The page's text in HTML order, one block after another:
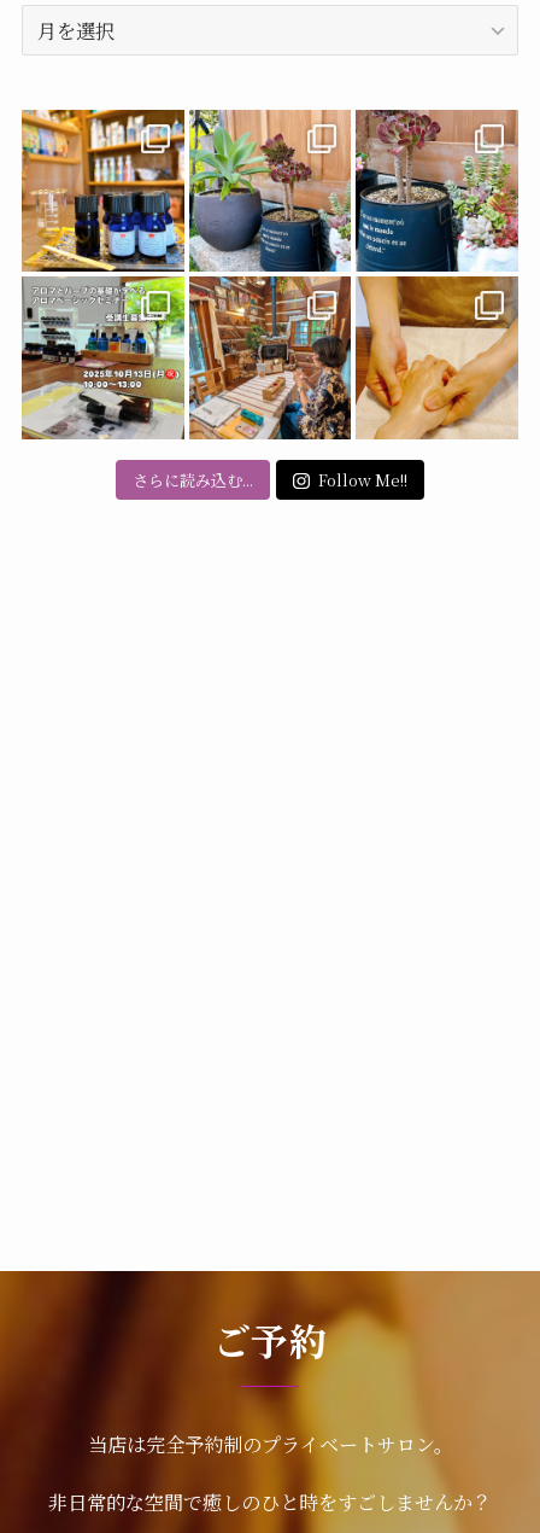
ー
イ
ブ
さらに読み込む... Follow Me!!
ご予約
当店は完全予約制のプライベートサロン。
非日常的な空間で癒しのひと時をすごしませんか？